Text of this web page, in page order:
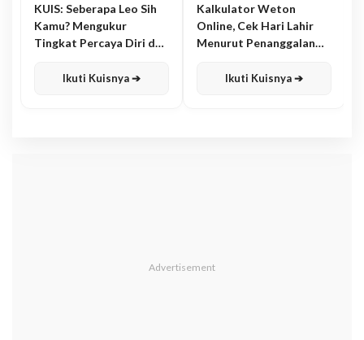
KUIS: Seberapa Leo Sih
Kamu? Mengukur
Tingkat Percaya Diri dan
Ikuti Kuisnya ➔
Kalkulator Weton
Online, Cek Hari Lahir
Menurut Penanggalan
Ikuti Kuisnya ➔